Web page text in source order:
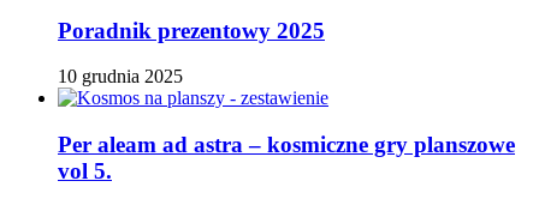
Poradnik prezentowy 2025
10 grudnia 2025
Per aleam ad astra – kosmiczne gry planszowe
vol 5.